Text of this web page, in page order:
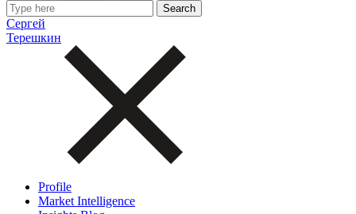
Сергей
Терешкин
Profile
Market Intelligence